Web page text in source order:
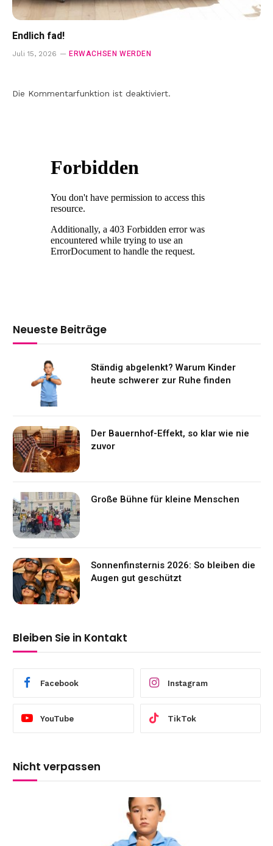
Endlich fad!
Juli 15, 2026 ERWACHSEN WERDEN
Die Kommentarfunktion ist deaktiviert.
Neueste Beiträge
Ständig abgelenkt? Warum Kinder
heute schwerer zur Ruhe finden
Der Bauernhof-Effekt, so klar wie nie
zuvor
Große Bühne für kleine Menschen
Sonnenfinsternis 2026: So bleiben die
Augen gut geschützt
Bleiben Sie in Kontakt
Facebook Instagram
YouTube TikTok
Nicht verpassen